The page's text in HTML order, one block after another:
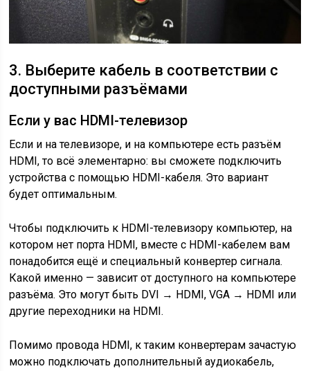
3. Выберите кабель в соответствии с
доступными разъёмами
Если у вас HDMI-телевизор
Если и на телевизоре, и на компьютере есть разъём
HDMI, то всё элементарно: вы сможете подключить
устройства с помощью HDMI-кабеля. Это вариант
будет оптимальным.
Чтобы подключить к HDMI-телевизору компьютер, на
котором нет порта HDMI, вместе с HDMI-кабелем вам
понадобится ещё и специальный конвертер сигнала.
Какой именно — зависит от доступного на компьютере
разъёма. Это могут быть DVI → HDMI, VGA → HDMI или
другие переходники на HDMI.
Помимо провода HDMI, к таким конвертерам зачастую
можно подключать дополнительный аудиокабель,